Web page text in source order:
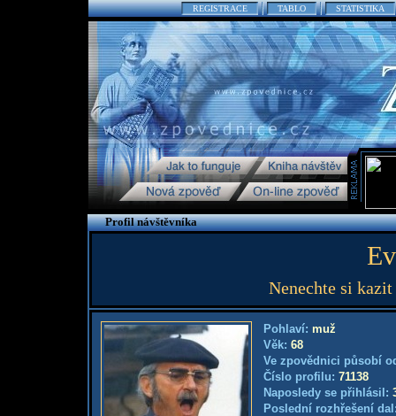
REGISTRACE TABLO STATISTIKA
Profil návštěvníka
Nenechte si
Pohlaví: muž
Věk: 68
Ve zpovědnici působí
Číslo profilu: 71138
Naposledy se přihlásil:
Poslední rozhřešení